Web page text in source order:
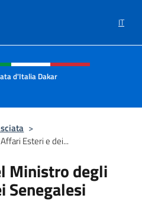
IT
social e menù
d'Italia Dakar
>
Esteri e dei...
Ministro degli
Senegalesi